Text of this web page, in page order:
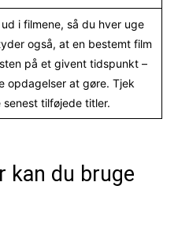
i filmene, så du hver uge
også, at en bestemt film
på et givent tidspunkt –
opdagelser at gøre. Tjek
senest tilføjede titler.
kan du bruge